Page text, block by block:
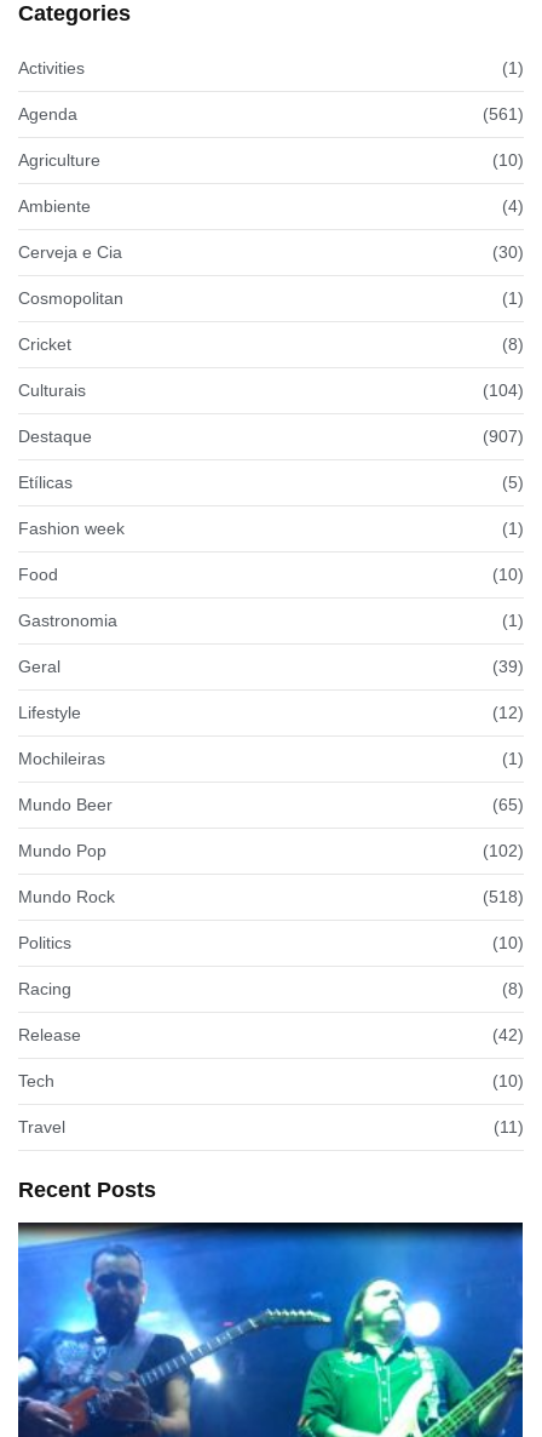
Categories
Activities (1)
Agenda (561)
Agriculture (10)
Ambiente (4)
Cerveja e Cia (30)
Cosmopolitan (1)
Cricket (8)
Culturais (104)
Destaque (907)
Etílicas (5)
Fashion week (1)
Food (10)
Gastronomia (1)
Geral (39)
Lifestyle (12)
Mochileiras (1)
Mundo Beer (65)
Mundo Pop (102)
Mundo Rock (518)
Politics (10)
Racing (8)
Release (42)
Tech (10)
Travel (11)
Recent Posts